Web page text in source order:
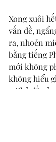
Xong xuôi
vấn đề,
ra, nhoẻn
bằng tiếng
mới không
không hiểu
- Chủ đề